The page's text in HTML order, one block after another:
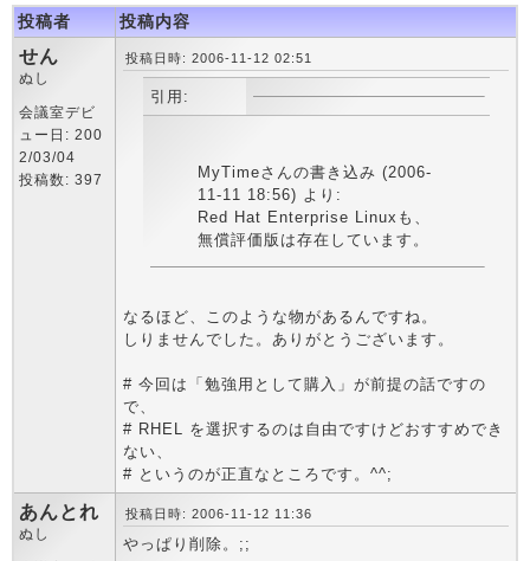
投稿者 投稿内容
せん
ぬし
会議室デビ
ュー日: 200
2/03/04
投稿数: 397
投稿日時: 2006-11-12 02:51
引用:
MyTimeさんの書き込み (2006-
11-11 18:56) より:
Red Hat Enterprise Linuxも、
無償評価版は存在しています。
なるほど、このような物があるんですね。
しりませんでした。ありがとうございます。
# 今回は「勉強用として購入」が前提の話ですの
で、
# RHEL を選択するのは自由ですけどおすすめでき
ない、
# というのが正直なところです。^^;
あんとれ
ぬし
投稿日時: 2006-11-12 11:36
やっぱり削除。;;